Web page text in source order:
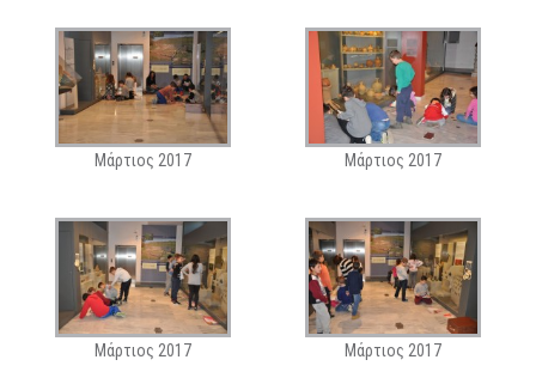
Μάρτιος 2017 Μάρτιος 2017
Μάρτιος 2017 Μάρτιος 2017